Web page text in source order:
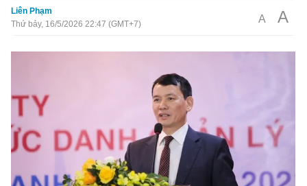
Liên Phạm
Thứ bảy, 16/5/2026 22:47 (GMT+7)
A A